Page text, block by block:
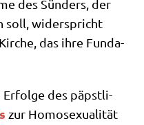
des Sün­ders, der
soll, wider­spricht
das ihre Fun­da­
Erfol­ge des päpst­li­
zur Homo­se­xua­li­tät